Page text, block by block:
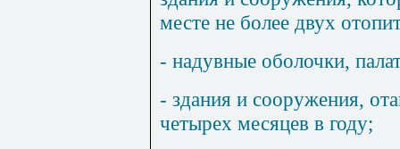
месте не более двух
- надувные оболочки,
- здания и сооружения,
четырех месяцев в году;